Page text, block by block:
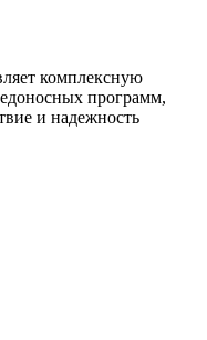
комплексную
программ,
и надежность